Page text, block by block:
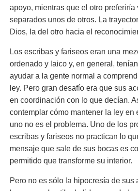
apoyo, mientras que el otro preferiría
separados unos de otros. La
Dios, la del otro hacia el
Los escribas y fariseos eran una
ordenado y laico y, en general,
ayudar a la gente normal a
ley. Pero gran desafío era que sus
en coordinación con lo que decían.
contemplar cómo mantener la ley en
uno no es el problema. Uno de los
escribas y fariseos no practican lo
mensaje que sale de sus bocas es
permitido que transforme su interior.
Pero no es sólo la hipocresía de sus